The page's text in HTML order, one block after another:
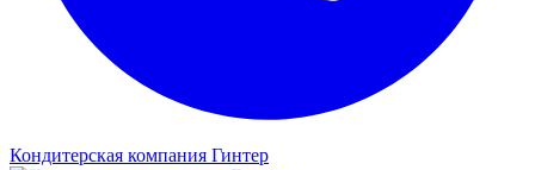
Кондитерская компания Гинтер